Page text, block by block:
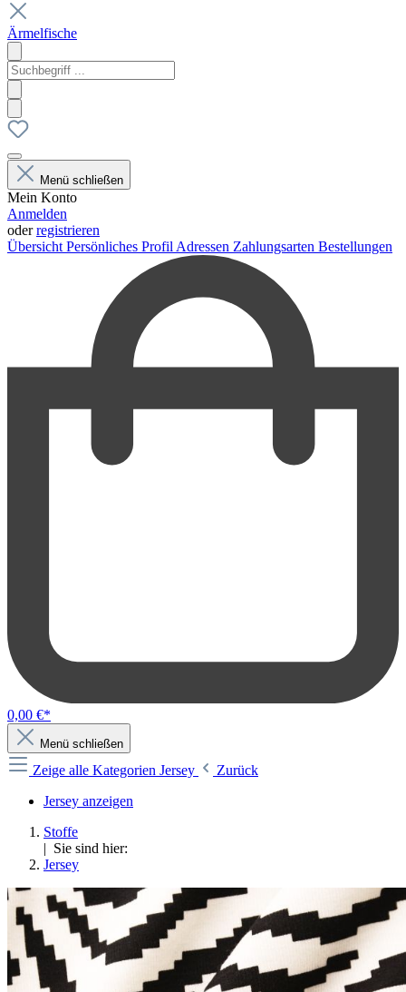
Ärmelfische
Menü schließen
Mein Konto
Anmelden
oderregistrieren
Übersicht Persönliches Profil Adressen Zahlungsarten Bestellungen
0,00 €*
Menü schließen
Zeige alle Kategorien Jersey
Zurück
Jersey anzeigen
Stoffe
| Sie sind hier:
Jersey